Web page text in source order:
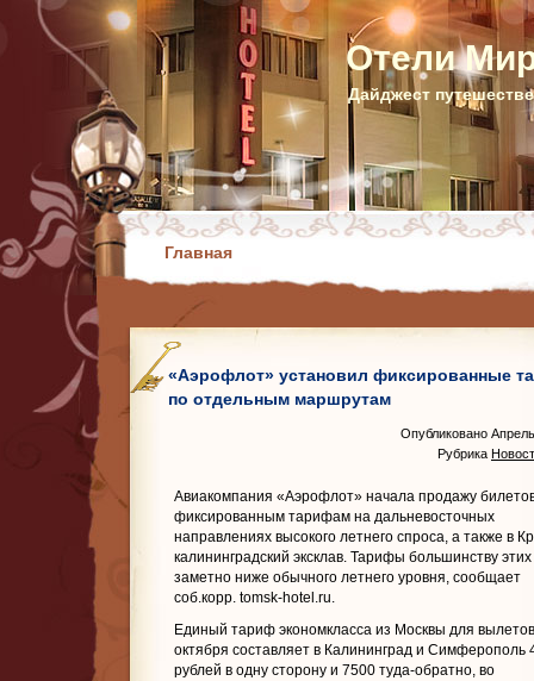
Отели
Дайджест
Главная
«Аэрофлот» установил фиксированные
по отдельным маршрутам
Опубликовано
Рубрика
Авиакомпания «Аэрофлот» начала продажу
фиксированным тарифам на дальневосточных
направлениях высокого летнего спроса, а также в
калининградский эксклав. Тарифы большинству
заметно ниже обычного летнего уровня, сообщает
соб.корр. tomsk-hotel.ru.
Единый тариф экономкласса из Москвы для
октября составляет в Калининград и Симферополь
рублей в одну сторону и 7500 туда-обратно, во